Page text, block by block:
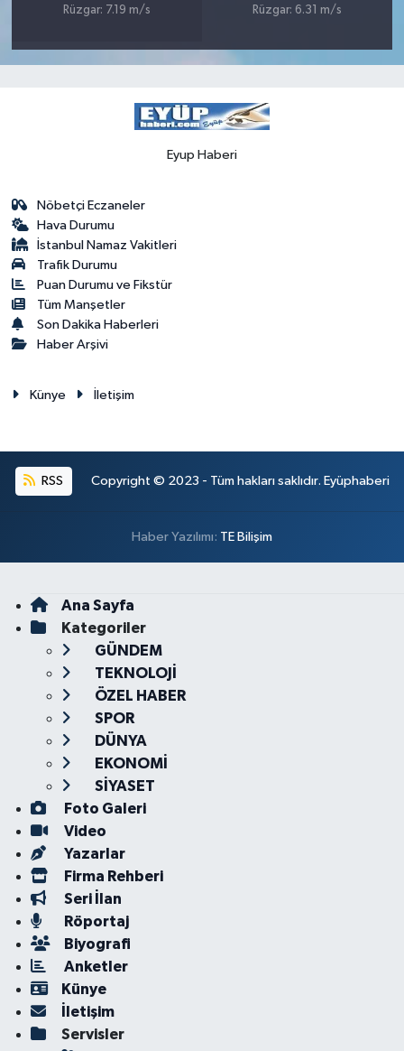
Rüzgar: 7.19 m/s
Rüzgar: 6.31 m/s
Eyup Haberi
Nöbetçi Eczaneler
Hava Durumu
İstanbul Namaz Vakitleri
Trafik Durumu
Puan Durumu ve Fikstür
Tüm Manşetler
Son Dakika Haberleri
Haber Arşivi
Künye İletişim
RSS Copyright © 2023 - Tüm hakları saklıdır. Eyüphaberi
Haber Yazılımı: TE Bilişim
Ana Sayfa
Kategoriler
GÜNDEM
TEKNOLOJİ
ÖZEL HABER
SPOR
DÜNYA
EKONOMİ
SİYASET
Foto Galeri
Video
Yazarlar
Firma Rehberi
Seri İlan
Röportaj
Biyografi
Anketler
Künye
İletişim
Servisler